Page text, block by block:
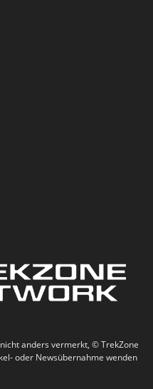
anders vermerkt, © TrekZone
oder Newsübernahme wenden